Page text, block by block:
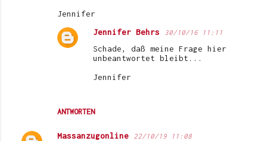
Jennifer
ANTWORTEN
Jennifer Behrs 30/10/16 11:11
Schade, daß meine Frage hier
unbeantwortet bleibt...
Jennifer
Massanzugonline 22/10/19 11:08